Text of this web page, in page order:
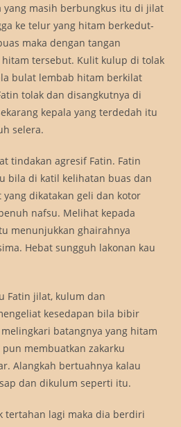
masih berbungkus itu di jilat
ke telur yang hitam berkedut-
maka dengan tangan
tersebut. Kulit kulup di tolak
bulat lembab hitam berkilat
tolak dan disangkutnya di
kepala yang terdedah itu
selera.
tindakan agresif Fatin. Fatin
bila di katil kelihatan buas dan
dikatakan geli dan kotor
nafsu. Melihat kepada
menunjukkan ghairahnya
Hebat sungguh lakonan kau
Fatin jilat, kulum dan
kesedapan bila bibir
batangnya yang hitam
membuatkan zakarku
Alangkah bertuahnya kalau
dan dikulum seperti itu.
tertahan lagi maka dia berdiri